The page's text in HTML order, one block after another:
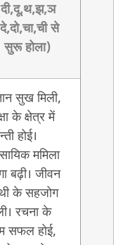
दी,दू,थ,झ,ञ
से
सुरू होला)
सुख मिली,
के क्षेत्र में
होई।
ममिला
बढ़ी। जीवन
के सहजोग
रचना के
सफल होई,